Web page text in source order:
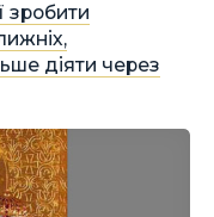
зробити
діяти через